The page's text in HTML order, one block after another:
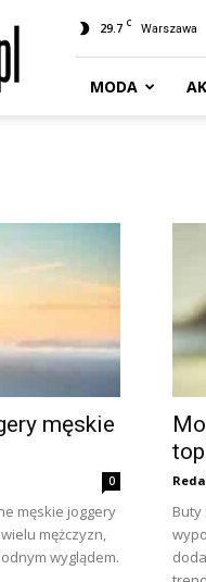
29.7 C Warszawa
MODA
męskie
0
męskie joggery
mężczyzn,
wyglądem.